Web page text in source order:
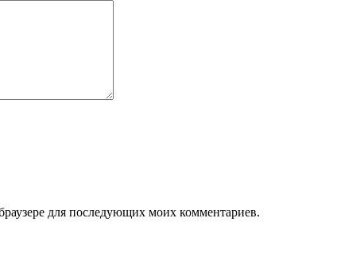
для последующих моих комментариев.